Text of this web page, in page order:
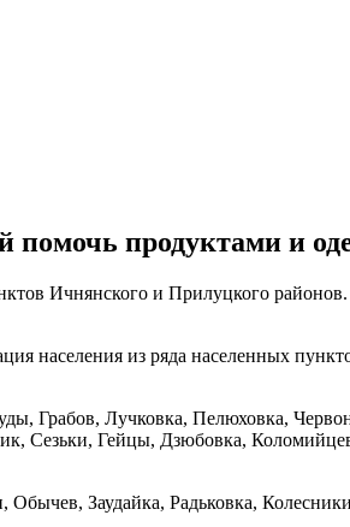
помочь продуктами и
Ичнянского и Прилуцкого
населения из ряда населенных
Грабов, Лучковка, Пелюховка,
Сезьки, Гейцы, Дзюбовка,
Заудайка, Радьковка,